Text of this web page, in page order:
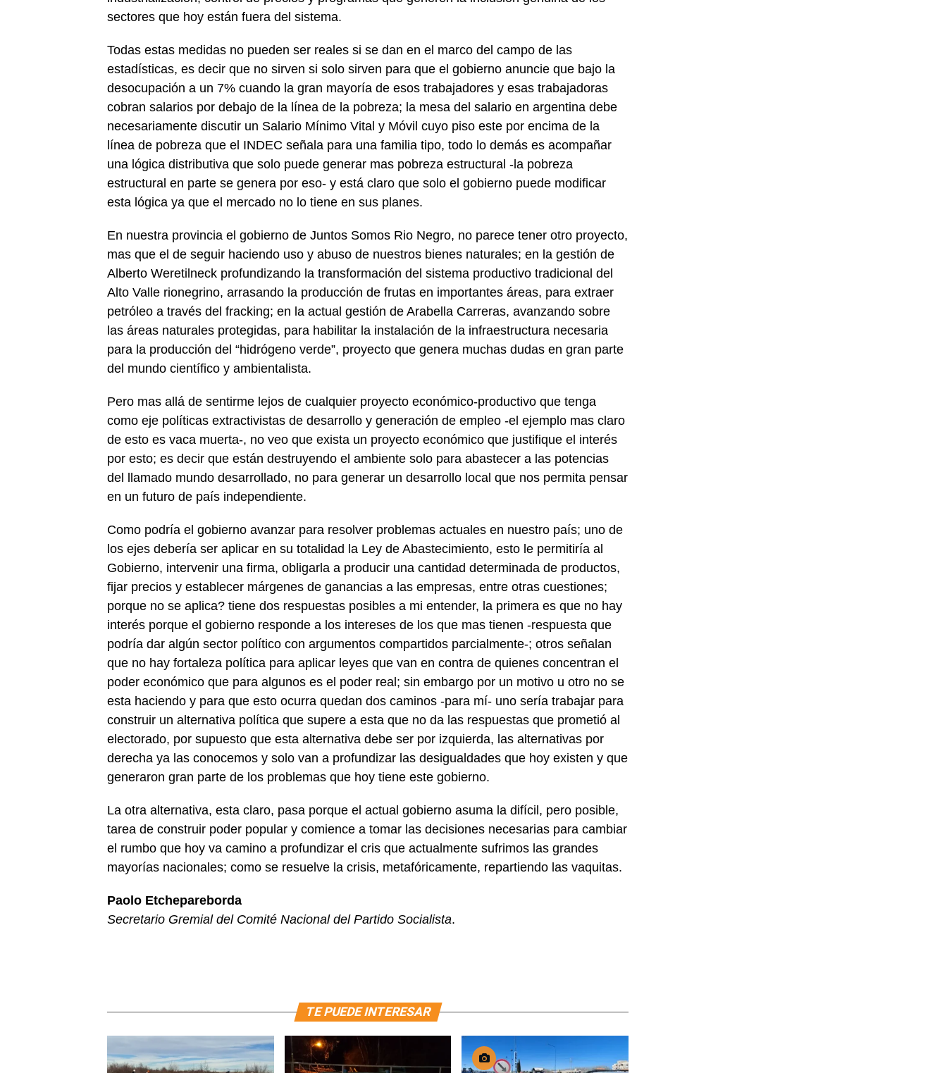
sectores que hoy están fuera del sistema.
Todas estas medidas no pueden ser reales si se dan en el marco del campo de las
estadísticas, es decir que no sirven si solo sirven para que el gobierno anuncie que bajo la
desocupación a un 7% cuando la gran mayoría de esos trabajadores y esas trabajadoras
cobran salarios por debajo de la línea de la pobreza; la mesa del salario en argentina debe
necesariamente discutir un Salario Mínimo Vital y Móvil cuyo piso este por encima de la
línea de pobreza que el INDEC señala para una familia tipo, todo lo demás es acompañar
una lógica distributiva que solo puede generar mas pobreza estructural -la pobreza
estructural en parte se genera por eso- y está claro que solo el gobierno puede modificar
esta lógica ya que el mercado no lo tiene en sus planes.
En nuestra provincia el gobierno de Juntos Somos Rio Negro, no parece tener otro proyecto,
mas que el de seguir haciendo uso y abuso de nuestros bienes naturales; en la gestión de
Alberto Weretilneck profundizando la transformación del sistema productivo tradicional del
Alto Valle rionegrino, arrasando la producción de frutas en importantes áreas, para extraer
petróleo a través del fracking; en la actual gestión de Arabella Carreras, avanzando sobre
las áreas naturales protegidas, para habilitar la instalación de la infraestructura necesaria
para la producción del “hidrógeno verde”, proyecto que genera muchas dudas en gran parte
del mundo científico y ambientalista.
Pero mas allá de sentirme lejos de cualquier proyecto económico-productivo que tenga
como eje políticas extractivistas de desarrollo y generación de empleo -el ejemplo mas claro
de esto es vaca muerta-, no veo que exista un proyecto económico que justifique el interés
por esto; es decir que están destruyendo el ambiente solo para abastecer a las potencias
del llamado mundo desarrollado, no para generar un desarrollo local que nos permita pensar
en un futuro de país independiente.
Como podría el gobierno avanzar para resolver problemas actuales en nuestro país; uno de
los ejes debería ser aplicar en su totalidad la Ley de Abastecimiento, esto le permitiría al
Gobierno, intervenir una firma, obligarla a producir una cantidad determinada de productos,
fijar precios y establecer márgenes de ganancias a las empresas, entre otras cuestiones;
porque no se aplica? tiene dos respuestas posibles a mi entender, la primera es que no hay
interés porque el gobierno responde a los intereses de los que mas tienen -respuesta que
podría dar algún sector político con argumentos compartidos parcialmente-; otros señalan
que no hay fortaleza política para aplicar leyes que van en contra de quienes concentran el
poder económico que para algunos es el poder real; sin embargo por un motivo u otro no se
esta haciendo y para que esto ocurra quedan dos caminos -para mí- uno sería trabajar para
construir un alternativa política que supere a esta que no da las respuestas que prometió al
electorado, por supuesto que esta alternativa debe ser por izquierda, las alternativas por
derecha ya las conocemos y solo van a profundizar las desigualdades que hoy existen y que
generaron gran parte de los problemas que hoy tiene este gobierno.
La otra alternativa, esta claro, pasa porque el actual gobierno asuma la difícil, pero posible,
tarea de construir poder popular y comience a tomar las decisiones necesarias para cambiar
el rumbo que hoy va camino a profundizar el cris que actualmente sufrimos las grandes
mayorías nacionales; como se resuelve la crisis, metafóricamente, repartiendo las vaquitas.
Paolo Etchepareborda
Secretario Gremial del Comité Nacional del Partido Socialista.
TE PUEDE INTERESAR